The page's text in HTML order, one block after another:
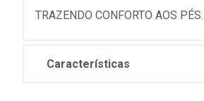
TRAZENDO CONFORTO AOS PÉS.
Características